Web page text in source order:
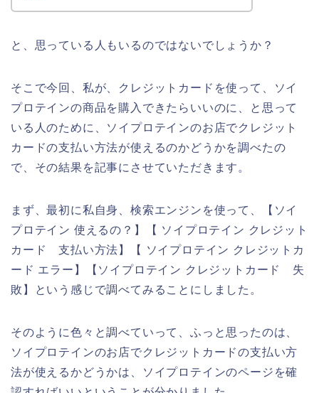
と、思っている人もいるのではないでしょうか？
そこで今回、私が、クレジットカードを使って、ソイ
プロテインの商品を購入できたらいいのに、と思って
いる人のために、ソイプロテインのお店でクレジット
カードの支払い方法が使えるのかどうかを調べたの
で、その結果を記事にさせていただきます。
まず、最初に私自身、検索エンジンを使って、【ソイ
プロテイン 使えるの？】【 ソイプロテイン クレジット
カード 支払い方法】【 ソイプロテイン クレジットカ
ード エラー】【ソイプロテイン クレジットカード 失
敗】という感じで調べてみることにしました。
そのように色々と調べていって、ふっと思ったのは、
ソイプロテインのお店でクレジットカードの支払い方
法が使えるかどうかは、ソイプロテインのページを確